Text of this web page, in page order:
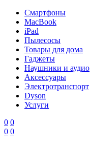
Смартфоны
MacBook
iPad
Пылесосы
Товары для дома
Гаджеты
Наушники и аудио
Аксессуары
Электротранспорт
Dyson
Услуги
0 0
0 0